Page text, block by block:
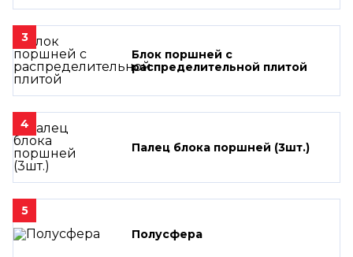
3
Блок поршней c
распределительной плитой
4
Палец блока поршней (3шт.)
5
Полусфера